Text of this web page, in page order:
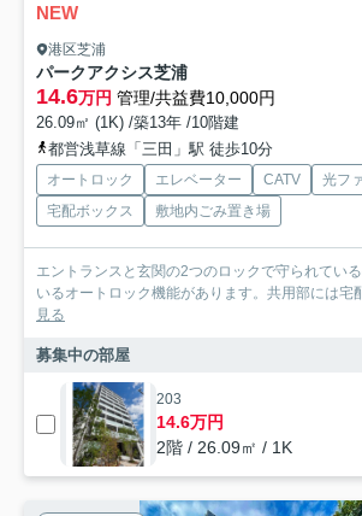
NEW
港区芝浦
パークアクシス芝浦
14.6万円 管理/共益費10,000円
26.09㎡ (1K) /築13年 /10階建
都営浅草線「三田」駅 徒歩10分
オートロック エレベーター CATV
光フ
宅配ボックス
敷地内ごみ置き場
エントランスと玄関の2つのロックで守られてい
いるオートロック機能があります。共用部には宅
見る
募集中の部屋
203
14.6万円
2階 / 26.09㎡ / 1K